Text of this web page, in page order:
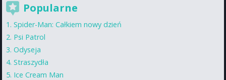
Popularne
Spider-Man: Całkiem nowy dzień
Psi Patrol
Odyseja
Straszydła
Ice Cream Man